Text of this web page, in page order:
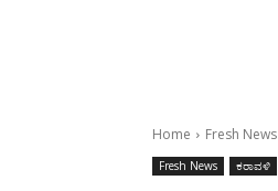
Home Fresh News
Fresh News ಕರಾವಳಿ